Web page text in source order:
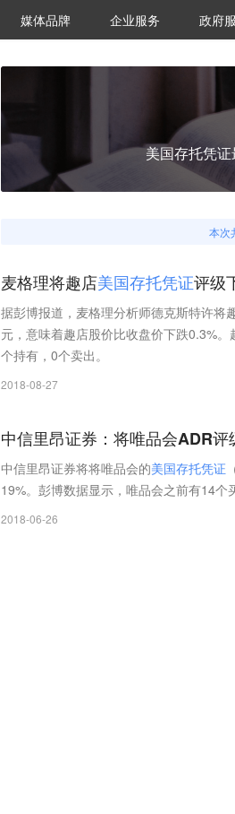
媒体品牌 36Kr研究院
企业服务 城市
政府
美国存托凭证
本次
麦格理将趣店美国存托凭证评级
据彭博报道，麦格理分析师德克斯特许将
元，意味着趣店股价比收盘价下跌0.3%
个持有，0个卖出。
2018-08-27
中信里昂证券：将唯品会ADR
中信里昂证券将将唯品会的美国存托凭证
19%。彭博数据显示，唯品会之前有14个
2018-06-26